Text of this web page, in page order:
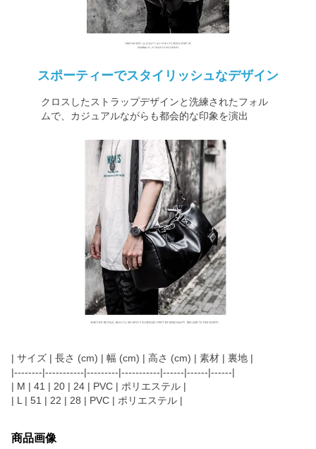
スポーティーでスタイリッシュなデザイン
クロスしたストラップデザインと洗練されたフォル
ムで、カジュアルながらも都会的な印象を演出
| サイズ | 長さ (cm) | 幅 (cm) | 高さ (cm) | 素材 | 裏地 |
|--------|-----------|---------|-----------|------|------|------|
| M | 41 | 20 | 24 | PVC | ポリエステル |
| L | 51 | 22 | 28 | PVC | ポリエステル |
商品画像